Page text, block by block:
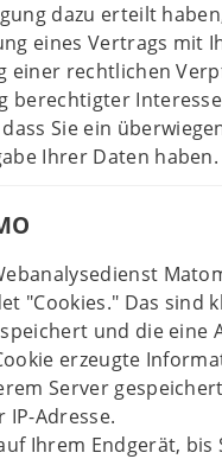
dazu erteilt
eines Vertrags mit
einer rechtlichen
berechtigter
Sie ein
Ihrer Daten haben.
"Cookies." Das sind
und die eine
erzeugte
Server
Adresse.
Ihrem Endgerät, bis